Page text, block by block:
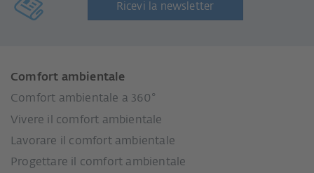
Ricevi la newsletter
Comfort ambientale
Comfort ambientale a 360°
Vivere il comfort ambientale
Lavorare il comfort ambientale
Progettare il comfort ambientale